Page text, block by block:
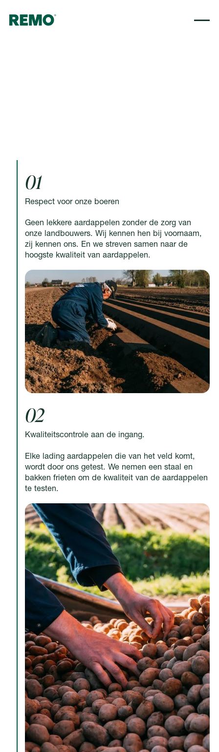
01
Respect voor onze boeren
Geen lekkere aardappelen zonder de zorg van
onze landbouwers. Wij kennen hen bij voornaam,
zij kennen ons. En we streven samen naar de
hoogste kwaliteit van aardappelen.
02
Kwaliteits­controle aan de ingang.
Elke lading aardappelen die van het veld komt,
wordt door ons getest. We nemen een staal en
bakken frieten om de kwaliteit van de aardappelen
te testen.